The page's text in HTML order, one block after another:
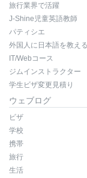
旅行業界で活躍
J-Shine児童英語教師
パティシエ
外国人に日本語を教える
IT/Webコース
ジムインストラクター
学生ビザ変更見積り
ウェブログ
ビザ
学校
携帯
旅行
生活